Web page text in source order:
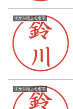
すから始まる名字
すから始まる名字